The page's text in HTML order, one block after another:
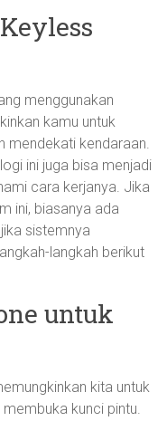
menggunakan
kamu untuk
mendekati kendaraan.
ini juga bisa menjadi
cara kerjanya. Jika
ini, biasanya ada
sistemnya
langkah berikut
untuk
kita untuk
kunci pintu.